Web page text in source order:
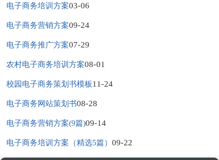
电子商务培训方案03-06
电子商务营销方案09-24
电子商务推广方案07-29
农村电子商务培训方案08-01
校园电子商务策划书模板11-24
电子商务网站策划书08-28
电子商务营销方案(9篇)09-14
电子商务培训方案（精选5篇）09-22